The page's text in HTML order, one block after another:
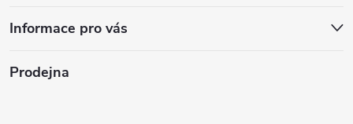
Informace pro vás
Prodejna